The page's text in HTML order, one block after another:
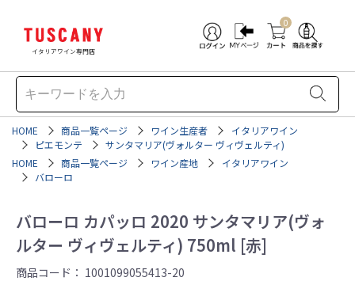
イタリアワイン専門店
0
HOME 商品一覧ページ ワイン生産者
イタリアワイン
ピエモンテ
サンタマリア(ヴォルター ヴィヴェルティ)
HOME
商品一覧ページ ワイン産地
イタリアワイン
バローロ
バローロ カパッロ 2020 サンタマリア(ヴォ
ルター ヴィヴェルティ) 750ml [赤]
商品コード： 1001099055413-20